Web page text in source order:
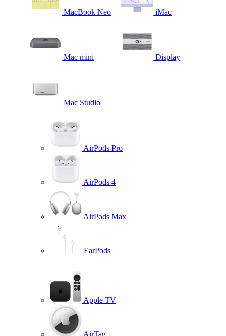
MacBook Neo iMac
Mac mini Display
Mac Studio
AirPods Pro
AirPods 4
AirPods Max
EarPods
Apple TV